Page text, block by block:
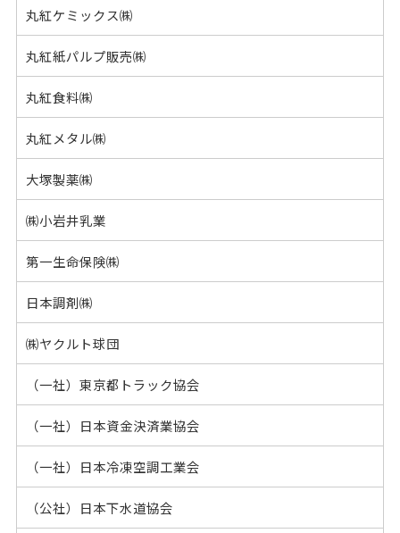
丸紅ケミックス㈱
丸紅紙パルプ販売㈱
丸紅食料㈱
丸紅メタル㈱
大塚製薬㈱
㈱小岩井乳業
第一生命保険㈱
日本調剤㈱
㈱ヤクルト球団
（一社）東京都トラック協会
（一社）日本資金決済業協会
（一社）日本冷凍空調工業会
（公社）日本下水道協会